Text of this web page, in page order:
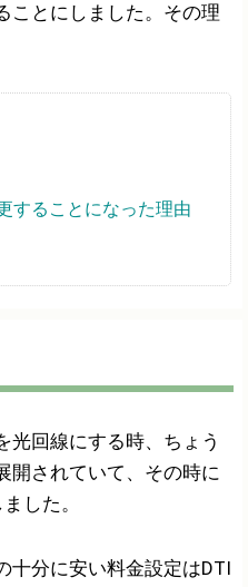
ことにしました。その理
することになった理由
光回線にする時、ちょう
開されていて、その時に
した。
十分に安い料金設定はDTI